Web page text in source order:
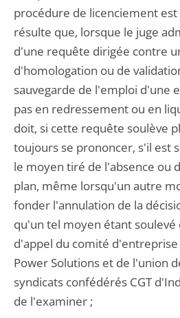
procédure de licenciement est
résulte que, lorsque le juge
d'une requête dirigée contre
d'homologation ou de
sauvegarde de l'emploi d'une
pas en redressement ou en
doit, si cette requête soulève
toujours se prononcer, s'il est
le moyen tiré de l'absence ou
plan, même lorsqu'un autre
fonder l'annulation de la
qu'un tel moyen étant soulevé
d'appel du comité d'entreprise
Power Solutions et de l'union
syndicats confédérés CGT
de l'examiner ;